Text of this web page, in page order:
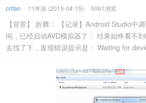
crifan 11年前 (2015-04-15) 5061浏览
【背景】 折腾： 【记录】Android Studio中
间，已经启动AVD模拟器了： 结果始终看不到
去找了下，发现错误提示是： Waiting for